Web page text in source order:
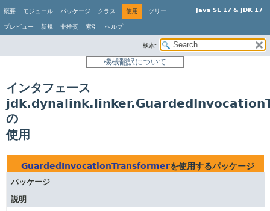
Java SE 17 & JDK 17
概要 モジュール パッケージ クラス 使用 ツリー
プレビュー 新規 非推奨 索引 ヘルプ
検索:
機械翻訳について
インタフェース
の
使用
GuardedInvocationTransformerを使用するパッケージ
パッケージ
説明